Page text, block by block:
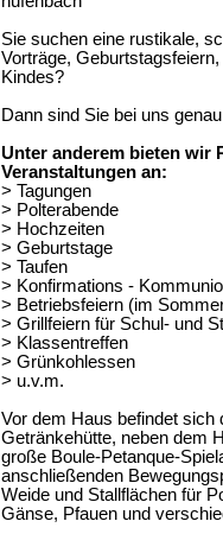
Sie suchen eine rustikale,
Vorträge,
Kindes?
Dann sind Sie bei uns
Unter anderem bieten wir
Veranstaltungen an:
> Tagungen
> Polterabende
> Hochzeiten
> Geburtstage
> Taufen
> Konfirmations -
> Betriebsfeiern (im
> Grillfeiern für Schul- und
> Klassentreffen
> Grünkohlessen
> u.v.m.
Vor dem Haus befindet sich
Getränkehütte, neben dem
große Boule-Petanque-
anschließenden
Weide und Stallflächen für
Gänse, Pfauen und